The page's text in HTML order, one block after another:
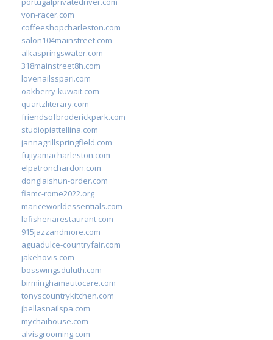
von-racer.com
coffeeshopcharleston.com
salon104mainstreet.com
alkaspringswater.com
318mainstreet8h.com
lovenailsspari.com
oakberry-kuwait.com
quartzliterary.com
friendsofbroderickpark.com
studiopiattellina.com
jannagrillspringfield.com
fujiyamacharleston.com
elpatronchardon.com
donglaishun-order.com
fiamc-rome2022.org
mariceworldessentials.com
lafisheriarestaurant.com
915jazzandmore.com
aguadulce-countryfair.com
jakehovis.com
bosswingsduluth.com
birminghamautocare.com
tonyscountrykitchen.com
jbellasnailspa.com
mychaihouse.com
alvisgrooming.com